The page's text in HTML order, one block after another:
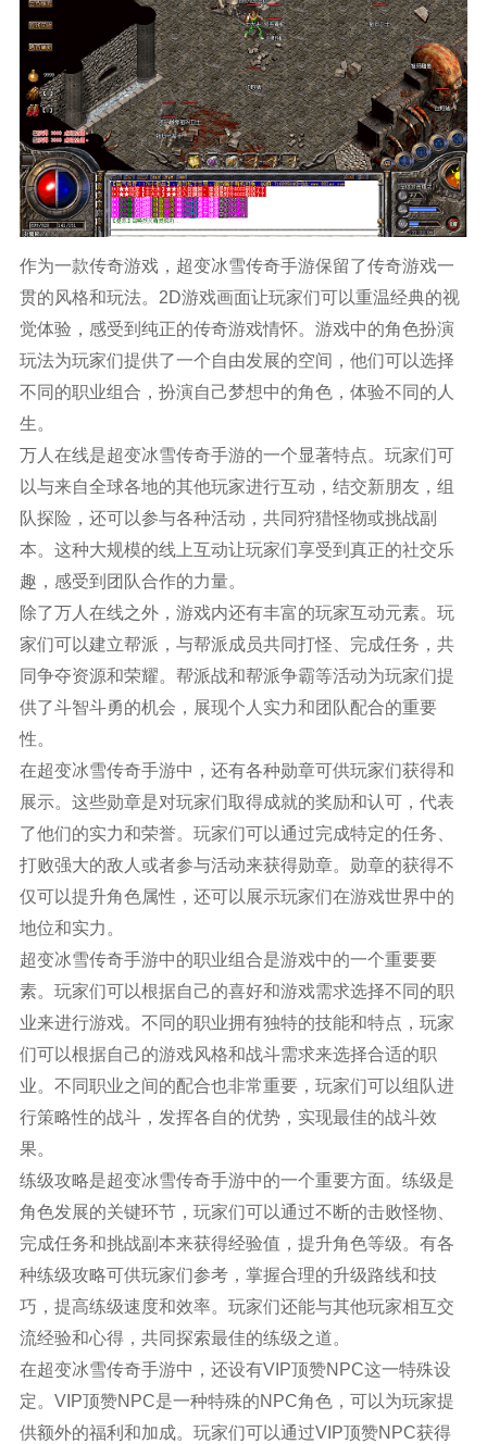
作为一款传奇游戏，超变冰雪传奇手游保留了传奇游戏一
贯的风格和玩法。2D游戏画面让玩家们可以重温经典的视
觉体验，感受到纯正的传奇游戏情怀。游戏中的角色扮演
玩法为玩家们提供了一个自由发展的空间，他们可以选择
不同的职业组合，扮演自己梦想中的角色，体验不同的人
生。
万人在线是超变冰雪传奇手游的一个显著特点。玩家们可
以与来自全球各地的其他玩家进行互动，结交新朋友，组
队探险，还可以参与各种活动，共同狩猎怪物或挑战副
本。这种大规模的线上互动让玩家们享受到真正的社交乐
趣，感受到团队合作的力量。
除了万人在线之外，游戏内还有丰富的玩家互动元素。玩
家们可以建立帮派，与帮派成员共同打怪、完成任务，共
同争夺资源和荣耀。帮派战和帮派争霸等活动为玩家们提
供了斗智斗勇的机会，展现个人实力和团队配合的重要
性。
在超变冰雪传奇手游中，还有各种勋章可供玩家们获得和
展示。这些勋章是对玩家们取得成就的奖励和认可，代表
了他们的实力和荣誉。玩家们可以通过完成特定的任务、
打败强大的敌人或者参与活动来获得勋章。勋章的获得不
仅可以提升角色属性，还可以展示玩家们在游戏世界中的
地位和实力。
超变冰雪传奇手游中的职业组合是游戏中的一个重要要
素。玩家们可以根据自己的喜好和游戏需求选择不同的职
业来进行游戏。不同的职业拥有独特的技能和特点，玩家
们可以根据自己的游戏风格和战斗需求来选择合适的职
业。不同职业之间的配合也非常重要，玩家们可以组队进
行策略性的战斗，发挥各自的优势，实现最佳的战斗效
果。
练级攻略是超变冰雪传奇手游中的一个重要方面。练级是
角色发展的关键环节，玩家们可以通过不断的击败怪物、
完成任务和挑战副本来获得经验值，提升角色等级。有各
种练级攻略可供玩家们参考，掌握合理的升级路线和技
巧，提高练级速度和效率。玩家们还能与其他玩家相互交
流经验和心得，共同探索最佳的练级之道。
在超变冰雪传奇手游中，还设有VIP顶赞NPC这一特殊设
定。VIP顶赞NPC是一种特殊的NPC角色，可以为玩家提
供额外的福利和加成。玩家们可以通过VIP顶赞NPC获得